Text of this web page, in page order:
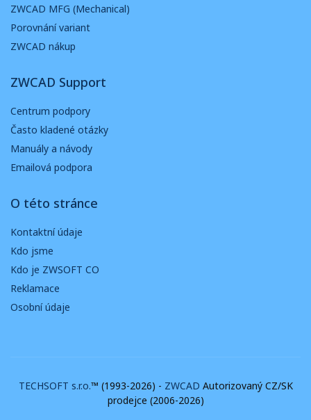
ZWCAD MFG (Mechanical)
Porovnání variant
ZWCAD nákup
ZWCAD Support
Centrum podpory
Často kladené otázky
Manuály a návody
Emailová podpora
O této stránce
Kontaktní údaje
Kdo jsme
Kdo je ZWSOFT CO
Reklamace
Osobní údaje
TECHSOFT s.r.o.™ (1993-2026) - ZWCAD Autorizovaný CZ/SK
prodejce (2006-2026)